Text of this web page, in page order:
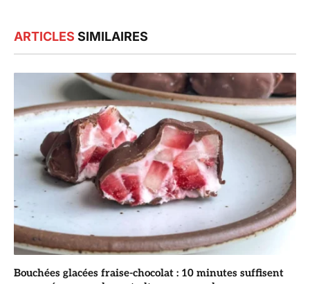
ARTICLES SIMILAIRES
Bouchées glacées fraise-chocolat : 10 minutes suffisent